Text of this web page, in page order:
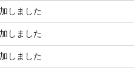
しました
しました
しました